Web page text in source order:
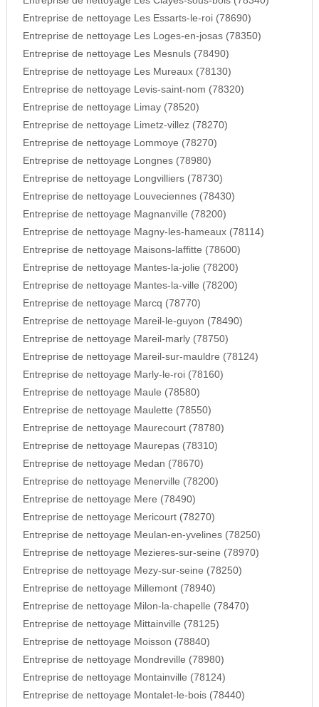
Entreprise de nettoyage Les Essarts-le-roi (78690)
Entreprise de nettoyage Les Loges-en-josas (78350)
Entreprise de nettoyage Les Mesnuls (78490)
Entreprise de nettoyage Les Mureaux (78130)
Entreprise de nettoyage Levis-saint-nom (78320)
Entreprise de nettoyage Limay (78520)
Entreprise de nettoyage Limetz-villez (78270)
Entreprise de nettoyage Lommoye (78270)
Entreprise de nettoyage Longnes (78980)
Entreprise de nettoyage Longvilliers (78730)
Entreprise de nettoyage Louveciennes (78430)
Entreprise de nettoyage Magnanville (78200)
Entreprise de nettoyage Magny-les-hameaux (78114)
Entreprise de nettoyage Maisons-laffitte (78600)
Entreprise de nettoyage Mantes-la-jolie (78200)
Entreprise de nettoyage Mantes-la-ville (78200)
Entreprise de nettoyage Marcq (78770)
Entreprise de nettoyage Mareil-le-guyon (78490)
Entreprise de nettoyage Mareil-marly (78750)
Entreprise de nettoyage Mareil-sur-mauldre (78124)
Entreprise de nettoyage Marly-le-roi (78160)
Entreprise de nettoyage Maule (78580)
Entreprise de nettoyage Maulette (78550)
Entreprise de nettoyage Maurecourt (78780)
Entreprise de nettoyage Maurepas (78310)
Entreprise de nettoyage Medan (78670)
Entreprise de nettoyage Menerville (78200)
Entreprise de nettoyage Mere (78490)
Entreprise de nettoyage Mericourt (78270)
Entreprise de nettoyage Meulan-en-yvelines (78250)
Entreprise de nettoyage Mezieres-sur-seine (78970)
Entreprise de nettoyage Mezy-sur-seine (78250)
Entreprise de nettoyage Millemont (78940)
Entreprise de nettoyage Milon-la-chapelle (78470)
Entreprise de nettoyage Mittainville (78125)
Entreprise de nettoyage Moisson (78840)
Entreprise de nettoyage Mondreville (78980)
Entreprise de nettoyage Montainville (78124)
Entreprise de nettoyage Montalet-le-bois (78440)